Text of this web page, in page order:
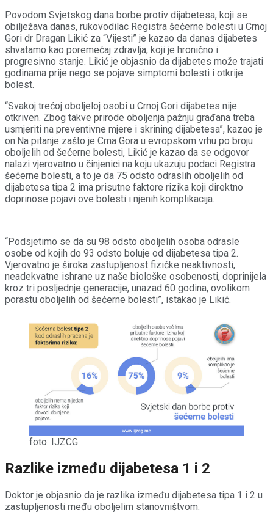
Povodom Svjetskog dana borbe protiv dijabetesa, koji se
obilježava danas, rukovodilac Registra šećerne bolesti u Crnoj
Gori dr Dragan Likić za “Vijesti” je kazao da danas dijabetes
shvatamo kao poremećaj zdravlja, koji je hronično i
progresivno stanje. Likić je objasnio da dijabetes može trajati
godinama prije nego se pojave simptomi bolesti i otkrije
bolest.
“Svakoj trećoj oboljeloj osobi u Crnoj Gori dijabetes nije
otkriven. Zbog takve prirode oboljenja pažnju građana treba
usmjeriti na preventivne mjere i skrining dijabetesa”, kazao je
on.Na pitanje zašto je Crna Gora u evropskom vrhu po broju
oboljelih od šećerne bolesti, Likić je kazao da se odgovor
nalazi vjerovatno u činjenici na koju ukazuju podaci Registra
šećerne bolesti, a to je da 75 odsto odraslih oboljelih od
dijabetesa tipa 2 ima prisutne faktore rizika koji direktno
doprinose pojavi ove bolesti i njenih komplikacija.
“Podsjetimo se da su 98 odsto oboljelih osoba odrasle
osobe od kojih do 93 odsto boluje od dijabetesa tipa 2.
Vjerovatno je široka zastupljenost fizičke neaktivnosti,
neadekvatne ishrane uz naše biološke osobenosti, doprinijela
kroz tri posljednje generacije, unazad 60 godina, ovolikom
porastu oboljelih od šećerne bolesti”, istakao je Likić.
foto: IJZCG
Razlike između dijabetesa 1 i 2
Doktor je objasnio da je razlika između dijabetesa tipa 1 i 2 u
zastupljenosti među oboljelim stanovništvom.